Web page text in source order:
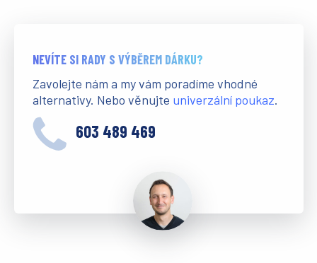
NEVÍTE SI RADY S VÝBĚREM DÁRKU?
Zavolejte nám a my vám poradíme vhodné
alternativy. Nebo věnujte univerzální poukaz.
603 489 469